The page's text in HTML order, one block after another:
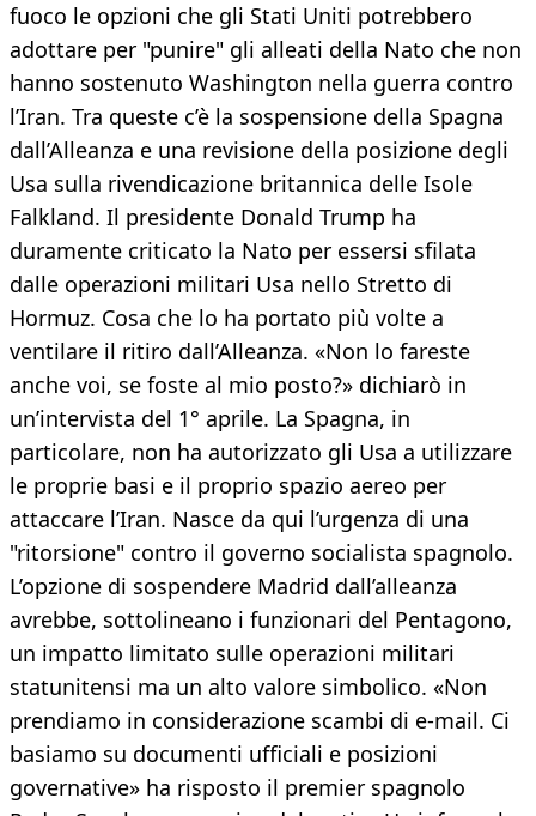
fuoco le opzioni che gli Stati Uniti potrebbero
adottare per "punire" gli alleati della Nato che non
hanno sostenuto Washington nella guerra contro
l’Iran. Tra queste c’è la sospensione della Spagna
dall’Alleanza e una revisione della posizione degli
Usa sulla rivendicazione britannica delle Isole
Falkland. Il presidente Donald Trump ha
duramente criticato la Nato per essersi sfilata
dalle operazioni militari Usa nello Stretto di
Hormuz. Cosa che lo ha portato più volte a
ventilare il ritiro dall’Alleanza. «Non lo fareste
anche voi, se foste al mio posto?» dichiarò in
un’intervista del 1° aprile. La Spagna, in
particolare, non ha autorizzato gli Usa a utilizzare
le proprie basi e il proprio spazio aereo per
attaccare l’Iran. Nasce da qui l’urgenza di una
"ritorsione" contro il governo socialista spagnolo.
L’opzione di sospendere Madrid dall’alleanza
avrebbe, sottolineano i funzionari del Pentagono,
un impatto limitato sulle operazioni militari
statunitensi ma un alto valore simbolico. «Non
prendiamo in considerazione scambi di e-mail. Ci
basiamo su documenti ufficiali e posizioni
governative» ha risposto il premier spagnolo